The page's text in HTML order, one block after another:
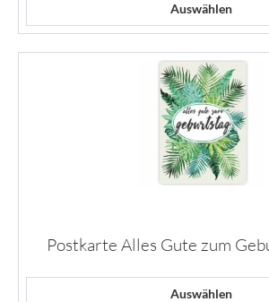
Auswählen
Postkarte Alles Gute zum
Auswählen